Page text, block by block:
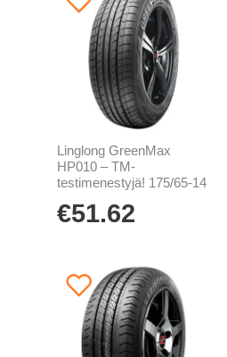
Linglong GreenMax
HP010 – TM-
testimenestyjä! 175/65-14
€51.62